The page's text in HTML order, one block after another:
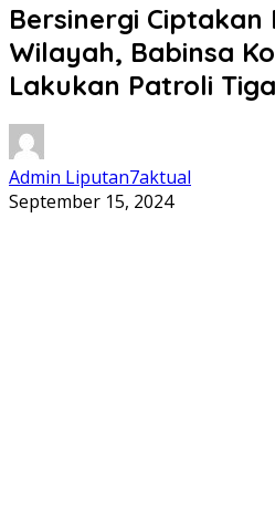
Bersinergi Ciptakan
Wilayah, Babinsa
Lakukan Patroli
Admin Liputan7aktual
September 15, 2024